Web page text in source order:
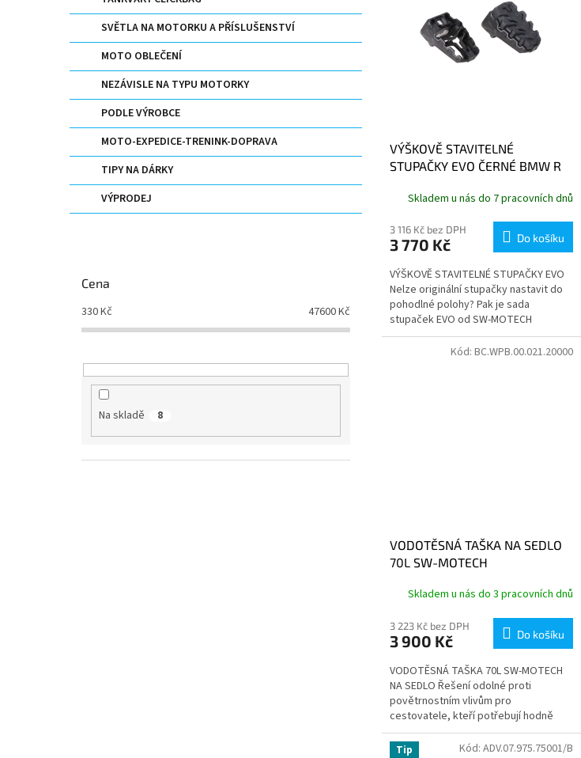
SVĚTLA NA MOTORKU A PŘÍSLUŠENSTVÍ
MOTO OBLEČENÍ
NEZÁVISLE NA TYPU MOTORKY
PODLE VÝROBCE
MOTO-EXPEDICE-TRENINK-DOPRAVA
TIPY NA DÁRKY
VÝPRODEJ
Cena
330Kč 47600Kč
Na skladě 8
VÝŠKOVĚ STAVITELNÉ
STUPAČKY EVO ČERNÉ BMW R
Skladem u nás do 7 pracovních dnů
3 116 Kč bez DPH
3 770 Kč Do košíku
VÝŠKOVĚ STAVITELNÉ STUPAČKY EVO
Nelze originální stupačky nastavit do
pohodlné polohy? Pak je sada
stupaček EVO od SW-MOTECH
ideálním řešením. Tento promyšlený
systém, tvořený...
VODOTĚSNÁ TAŠKA NA SEDLO
70L SW-MOTECH
Skladem u nás do 3 pracovních dnů
3 223 Kč bez DPH
3 900 Kč Do košíku
VODOTĚSNÁ TAŠKA 70L SW-MOTECH
NA SEDLO Řešení odolné proti
povětrnostním vlivům pro
cestovatele, kteří potřebují hodně
úložného prostoru: Vak 700 chrání až
70 litrů věcí před...
Kód: BC.WPB.00.021.20000
Tip Kód: ADV.07.975.75001/B